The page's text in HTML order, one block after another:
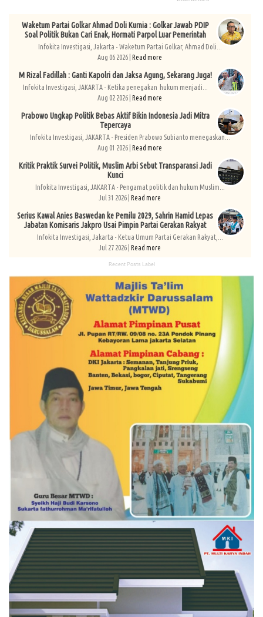
Waketum Partai Golkar Ahmad Doli Kurnia : Golkar Jawab PDIP
Soal Politik Bukan Cari Enak, Hormati Parpol Luar Pemerintah
Infokita Investigasi, Jakarta - Waketum Partai Golkar, Ahmad Doli...
Aug 06 2026 | Read more
M Rizal Fadillah : Ganti Kapolri dan Jaksa Agung, Sekarang Juga!
Infokita Investigasi, JAKARTA - Ketika penegakan hukum menjadi...
Aug 02 2026 | Read more
Prabowo Ungkap Politik Bebas Aktif Bikin Indonesia Jadi Mitra
Tepercaya
Infokita Investigasi, JAKARTA - Presiden Prabowo Subianto menegaskan...
Aug 01 2026 | Read more
Kritik Praktik Survei Politik, Muslim Arbi Sebut Transparansi Jadi
Kunci
Infokita Investigasi, JAKARTA - Pengamat politik dan hukum Muslim...
Jul 31 2026 | Read more
Serius Kawal Anies Baswedan ke Pemilu 2029, Sahrin Hamid Lepas
Jabatan Komisaris Jakpro Usai Pimpin Partai Gerakan Rakyat
Infokita Investigasi, Jakarta - Ketua Umum Partai Gerakan Rakyat,...
Jul 27 2026 | Read more
Recent Posts Label